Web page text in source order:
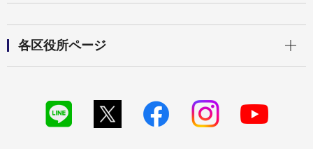
各区役所ページ